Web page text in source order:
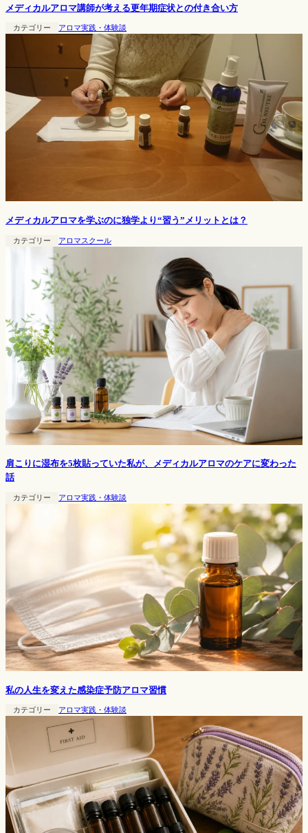
メディカルアロマ講師が考える更年期症状との付き合い方
カテゴリー アロマ実践・体験談
メディカルアロマを学ぶのに独学より“習う”メリットとは？
カテゴリー アロマスクール
肩こりに湿布を5枚貼っていた私が、メディカルアロマのケアに変わった
話
カテゴリー アロマ実践・体験談
私の人生を変えた感染症予防アロマ習慣
カテゴリー アロマ実践・体験談